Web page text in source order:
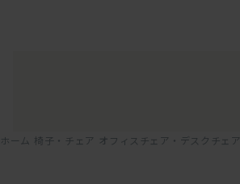
ホーム 椅子・チェア オフィスチェア・デスクチェア